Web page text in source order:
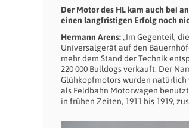
Der Motor des HL kam auch bei
einen langfristigen Erfolg noch
Hermann Arens: „Im Gegenteil,
Universalgerät auf den
mehr dem Stand der Technik
220 000 Bulldogs verkauft. Der
Glühkopfmotors wurden
als Feldbahn Motorwagen
in frühen Zeiten, 1911 bis 1919,